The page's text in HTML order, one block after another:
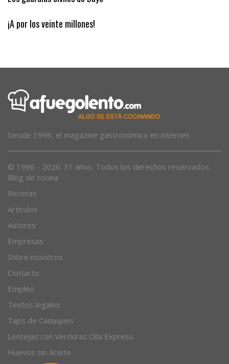
Los guardias civiles de Bayo
Blog de cocina
Recetas
Artículos
Autores
Empresas
Sobre nosotros
Contacto
Empleo
Textos legales
Taps de Cadaques
Lentejas con Verduras Olla Express